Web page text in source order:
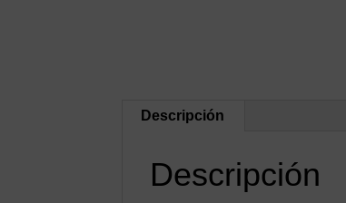
Descripción
Descripción